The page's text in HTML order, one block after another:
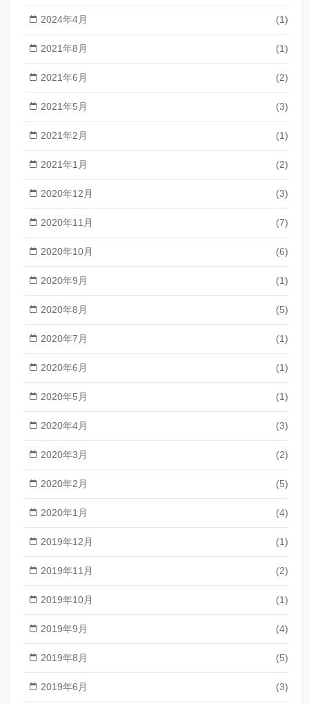
2024年4月 (1)
2021年8月 (1)
2021年6月 (2)
2021年5月 (3)
2021年2月 (1)
2021年1月 (2)
2020年12月 (3)
2020年11月 (7)
2020年10月 (6)
2020年9月 (1)
2020年8月 (5)
2020年7月 (1)
2020年6月 (1)
2020年5月 (1)
2020年4月 (3)
2020年3月 (2)
2020年2月 (5)
2020年1月 (4)
2019年12月 (1)
2019年11月 (2)
2019年10月 (1)
2019年9月 (4)
2019年8月 (5)
2019年6月 (3)